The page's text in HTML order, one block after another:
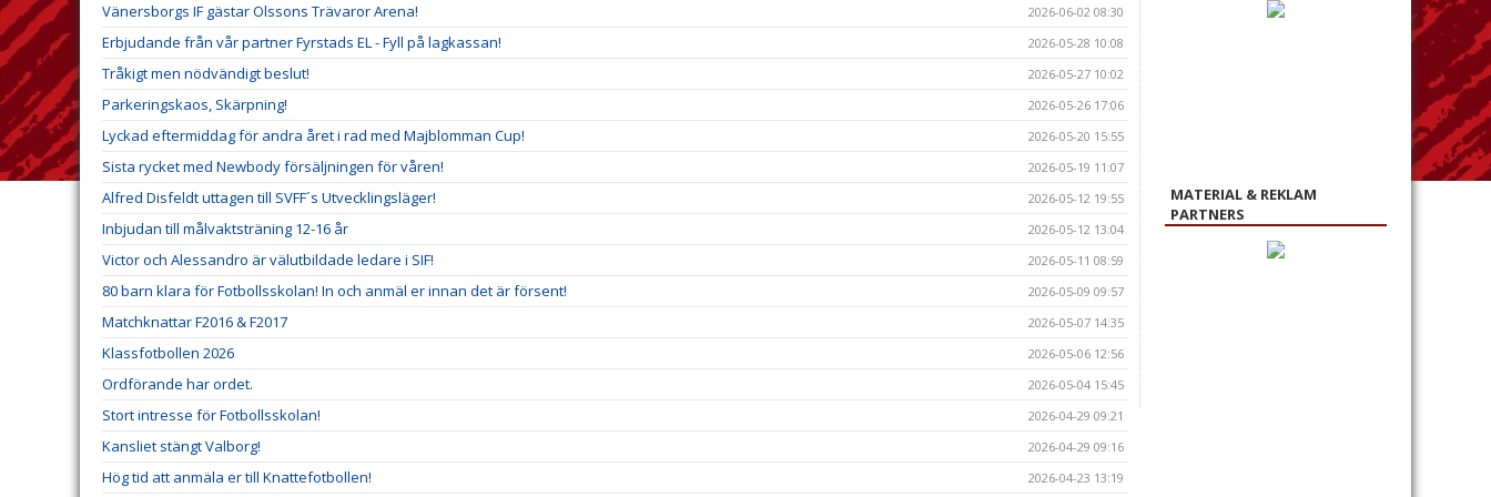
Vänersborgs IF gästar Olssons Trävaror Arena! 2026-06-02 08:30
Erbjudande från vår partner Fyrstads EL - Fyll på lagkassan! 2026-05-28 10:08
Tråkigt men nödvändigt beslut! 2026-05-27 10:02
Parkeringskaos, Skärpning! 2026-05-26 17:06
Lyckad eftermiddag för andra året i rad med Majblomman Cup! 2026-05-20 15:55
Sista rycket med Newbody försäljningen för våren! 2026-05-19 11:07
Alfred Disfeldt uttagen till SVFF´s Utvecklingsläger! 2026-05-12 19:55
Inbjudan till målvaktsträning 12-16 år 2026-05-12 13:04
Victor och Alessandro är välutbildade ledare i SIF! 2026-05-11 08:59
80 barn klara för Fotbollsskolan! In och anmäl er innan det är försent! 2026-05-09 09:57
Matchknattar F2016 & F2017 2026-05-07 14:35
Klassfotbollen 2026 2026-05-06 12:56
Ordförande har ordet. 2026-05-04 15:45
Stort intresse för Fotbollsskolan! 2026-04-29 09:21
Kansliet stängt Valborg! 2026-04-29 09:16
Hög tid att anmäla er till Knattefotbollen! 2026-04-23 13:19
MATERIAL & REKLAM
PARTNERS